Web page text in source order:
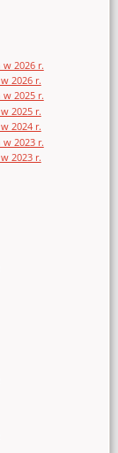
2026 r.
2026 r.
2025 r.
2025 r.
2024 r.
2023 r.
2023 r.